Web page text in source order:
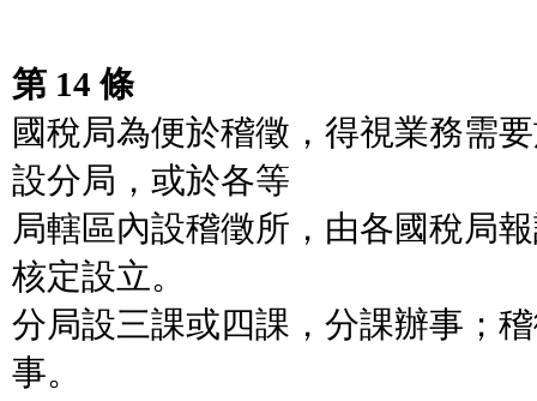
第 14 條
國稅局為便於稽徵，得視業務需
設分局，或於各等
局轄區內設稽徵所，由各國稅局
核定設立。
分局設三課或四課，分課辦事；
事。